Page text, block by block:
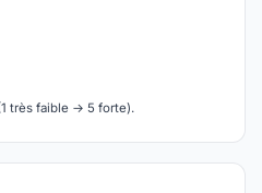
très faible → 5 forte).